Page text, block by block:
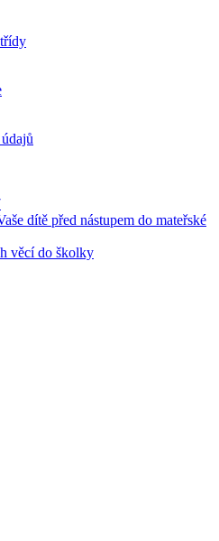
dítě před nástupem do mateřské
věcí do školky